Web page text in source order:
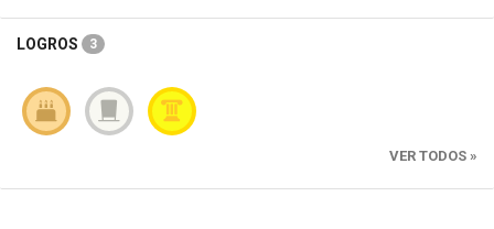
LOGROS 3
VER TODOS »